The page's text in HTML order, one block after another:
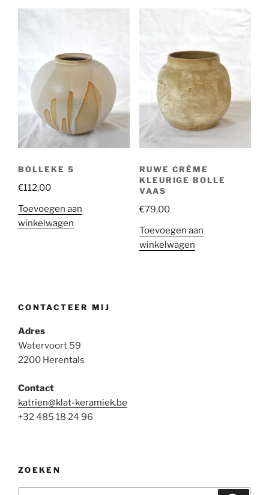
BOLLEKE 5
€112,00
Toevoegen aan
winkelwagen
RUWE CRÈME
KLEURIGE BOLLE
VAAS
€79,00
Toevoegen aan
winkelwagen
CONTACTEER MIJ
Adres
Watervoort 59
2200 Herentals
Contact
katrien@klat-keramiek.be
+32 485 18 24 96
ZOEKEN